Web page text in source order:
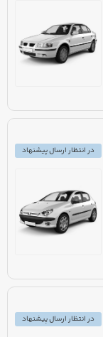
در انتظار ارسال پیشنهاد
در انتظار ارسال پیشنهاد